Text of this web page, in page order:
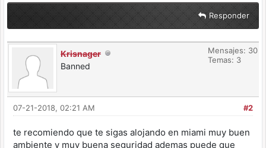
Responder
Krisnager
Banned
Mensajes: 30
Temas: 3
#2
07-21-2018, 02:21 AM
te recomiendo que te sigas alojando en miami muy buen
ambiente y muy buena seguridad ademas puede que